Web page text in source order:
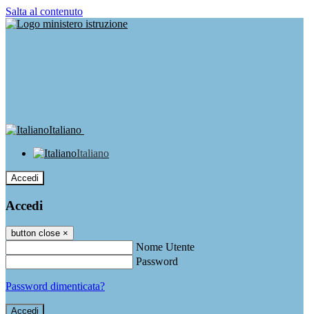
Salta al contenuto
Italiano
Italiano
Accedi
Accedi
button close ×
Nome Utente
Password
Password dimenticata?